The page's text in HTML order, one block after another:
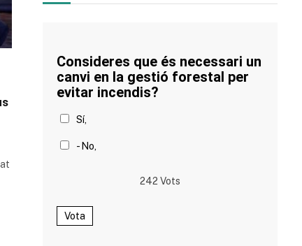
Consideres que és necessari un
canvi en la gestió forestal per
evitar incendis?
Sí,
- No,
242 Vots
Vota